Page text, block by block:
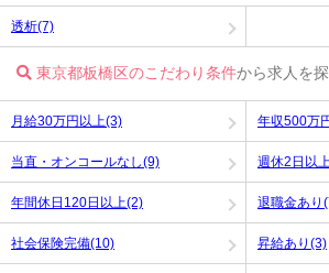
透析(7)
東京都板橋区のこだわり条件から求人を
月給30万円以上(3) 年収500万
当直・オンコールなし(9) 週休2日以
年間休日120日以上(2) 退職金あり
社会保険完備(10) 昇給あり(3)